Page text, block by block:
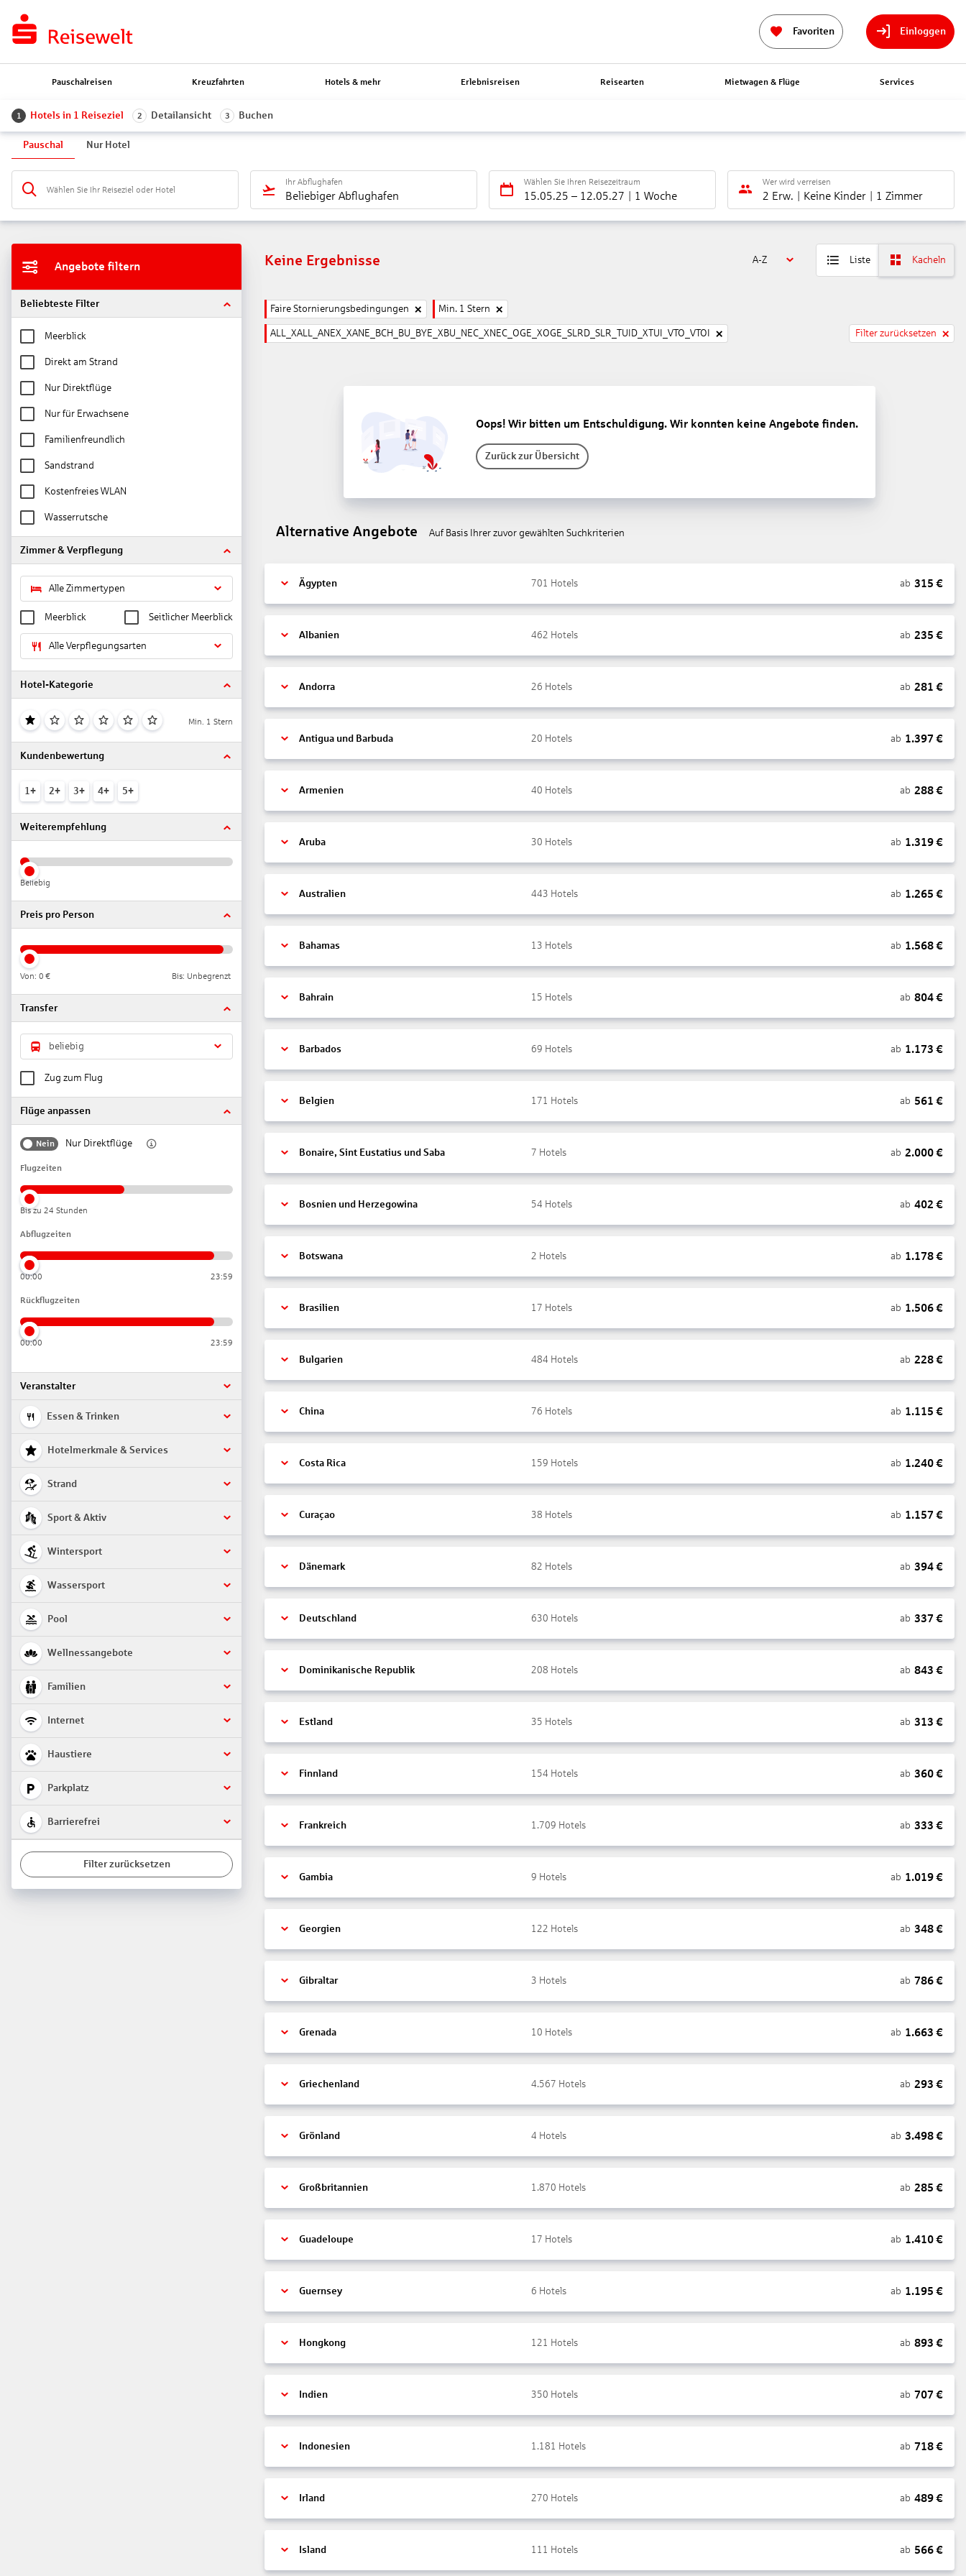
Favoriten Einloggen
Pauschalreisen Kreuzfahrten Hotels & mehr Erlebnisreisen Reisearten Mietwagen & Flüge Services
1 Hotels in 1 Reiseziel 2 Detailansicht 3 Buchen
Pauschal Nur Hotel
Wählen Sie Ihr Reiseziel oder Hotel
Ihr Abflughafen
Beliebiger Abflughafen
Wählen Sie Ihren Reisezeitraum
15.05.25 – 12.05.27 1 Woche
Wer wird verreisen
2 Erw. Keine Kinder 1 Zimmer
Angebote filtern
Beliebteste Filter
Meerblick
Direkt am Strand
Nur Direktflüge
Nur für Erwachsene
Familienfreundlich
Sandstrand
Kostenfreies WLAN
Wasserrutsche
Zimmer & Verpflegung
Alle Zimmertypen
Meerblick Seitlicher Meerblick
Alle Verpflegungsarten
Hotel-Kategorie
Min. 1 Stern
Kundenbewertung
1+ 2+ 3+ 4+ 5+
Weiterempfehlung
Beliebig
Preis pro Person
Von: 0 € Bis: Unbegrenzt
Transfer
beliebig
Zug zum Flug
Flüge anpassen
Nein Nur Direktflüge
Flugzeiten
Bis zu 24 Stunden
Abflugzeiten
00:00 23:59
Rückflugzeiten
00:00 23:59
Veranstalter
Essen & Trinken
Hotelmerkmale & Services
Strand
Sport & Aktiv
Wintersport
Wassersport
Pool
Wellnessangebote
Familien
Internet
Haustiere
Parkplatz
Barrierefrei
Filter zurücksetzen
Keine Ergebnisse A-Z Liste Kacheln
Faire Stornierungsbedingungen Min. 1 Stern
ALL_XALL_ANEX_XANE_BCH_BU_BYE_XBU_NEC_XNEC_OGE_XOGE_SLRD_SLR_TUID_XTUI_VTO_VTOI Filter zurücksetzen
Oops! Wir bitten um Entschuldigung. Wir konnten keine Angebote finden.
Zurück zur Übersicht
Alternative Angebote Auf Basis Ihrer zuvor gewählten Suchkriterien
Ägypten 701 Hotels ab 315 €
Albanien 462 Hotels ab 235 €
Andorra 26 Hotels ab 281 €
Antigua und Barbuda 20 Hotels ab 1.397 €
Armenien 40 Hotels ab 288€
Aruba 30 Hotels ab 1.319€
Australien 443 Hotels ab 1.265 €
Bahamas 13 Hotels ab 1.568€
Bahrain 15 Hotels ab 804€
Barbados 69 Hotels ab 1.173 €
Belgien 171 Hotels ab 561 €
Bonaire, Sint Eustatius und Saba 7 Hotels ab 2.000€
Bosnien und Herzegowina 54 Hotels ab 402 €
Botswana 2 Hotels ab 1.178€
Brasilien 17 Hotels ab 1.506€
Bulgarien 484 Hotels ab 228€
China 76 Hotels ab 1.115 €
Costa Rica 159 Hotels ab 1.240€
Curaçao 38 Hotels ab 1.157 €
Dänemark 82 Hotels ab 394€
Deutschland 630 Hotels ab 337 €
Dominikanische Republik 208 Hotels ab 843 €
Estland 35 Hotels ab 313 €
Finnland 154 Hotels ab 360€
Frankreich 1.709 Hotels ab 333 €
Gambia 9 Hotels ab 1.019€
Georgien 122 Hotels ab 348€
Gibraltar 3 Hotels ab 786€
Grenada 10 Hotels ab 1.663 €
Griechenland 4.567 Hotels ab 293 €
Grönland 4 Hotels ab 3.498€
Großbritannien 1.870 Hotels ab 285 €
Guadeloupe 17 Hotels ab 1.410€
Guernsey 6 Hotels ab 1.195 €
Hongkong 121 Hotels ab 893 €
Indien 350 Hotels ab 707 €
Indonesien 1.181 Hotels ab 718€
Irland 270 Hotels ab 489€
Island 111 Hotels ab 566€